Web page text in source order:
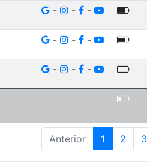
- - -
- - -
- - -
Anterior 1 2 3